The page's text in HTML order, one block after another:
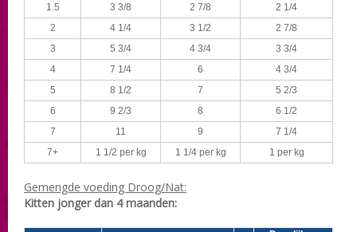
1.5
3 3/8 2 7/8
2 1/4
2
4 1/4 3 1/2
2 7/8
3
5 3/4 4 3/4
3 3/4
4
7 1/4 6
4 3/4
5
8 1/2 7
5 2/3
6
9 2/3 8
6 1/2
7
11 9
7 1/4
7+
1 1/2 per kg 1 1/4 per kg 1 per kg
Gemengde voeding Droog/Nat:
Kitten jonger dan 4 maanden: